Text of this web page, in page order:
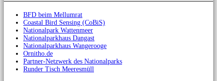
BFD beim Mellumrat
Coastal Bird Sensing (CoBiS)
Nationalpark Wattenmeer
Nationalparkhaus Dangast
Nationalparkhaus Wangerooge
Ornitho.de
Partner-Netzwerk des Nationalparks
Runder Tisch Meeresmüll